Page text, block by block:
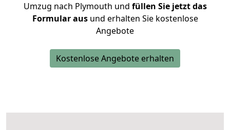
Umzug nach Plymouth und füllen Sie jetzt das
Formular ausund erhalten Sie kostenlose
Angebote
Kostenlose Angebote erhalten